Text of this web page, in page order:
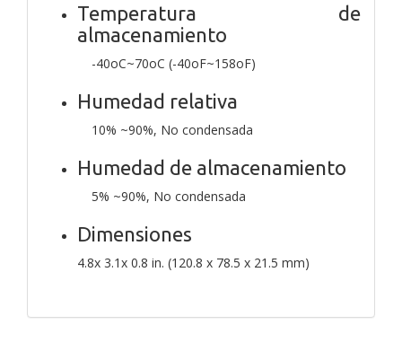
Temperatura de
almacenamiento
-40oC~70oC (-40oF~158oF)
Humedad relativa
10% ~90%, No condensada
Humedad de almacenamiento
5% ~90%, No condensada
Dimensiones
4.8x 3.1x 0.8 in. (120.8 x 78.5 x 21.5 mm)